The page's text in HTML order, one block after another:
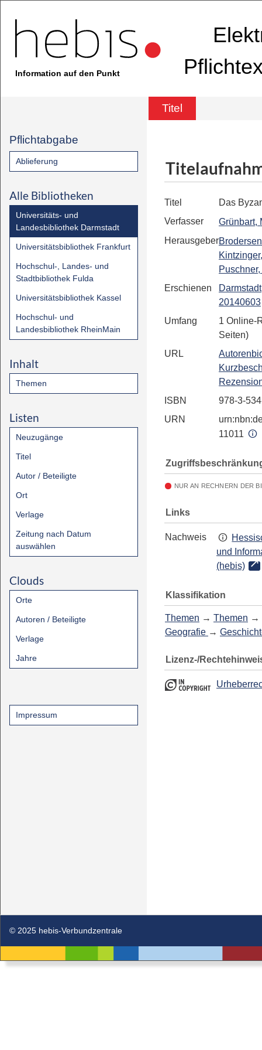
Information auf den Punkt
Titel
Pflichtabgabe
Ablieferung
Alle Bibliotheken
Universitäts- und
Landesbibliothek Darmstadt
Universitätsbibliothek Frankfurt
Hochschul-, Landes- und
Stadtbibliothek Fulda
Universitätsbibliothek Kassel
Hochschul- und
Landesbibliothek RheinMain
Inhalt
Themen
Listen
Neuzugänge
Titel
Autor / Beteiligte
Ort
Verlage
Zeitung nach Datum
auswählen
Clouds
Orte
Autoren / Beteiligte
Verlage
Jahre
Impressum
Titel
Das
Verfasser
Grünbart,
Herausgeber
Erschienen
Darmstadt
20140603
Umfang
1 Online-
Seiten)
URL
ISBN
978-3-
URN
11011
NUR AN RECHNERN DER
Links
Nachweis
und
(hebis)
Klassifikation
Themen → Themen →
Geografie →
Lizenz-/
© 2025 hebis-Verbundzentrale